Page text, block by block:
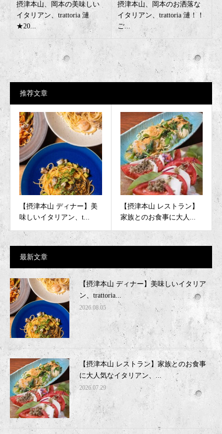
摂津本山、岡本の美味しい
イタリアン、trattoria 漣
★20...
摂津本山、岡本のお洒落な
イタリアン、trattoria 漣！！
ご...
推荐文章
【摂津本山 ディナー】美
味しいイタリアン、t...
【摂津本山 レストラン】
家族とのお食事に大人...
最新文章
【摂津本山 ディナー】美味しいイタリア
ン、trattoria...
2026.08.05
【摂津本山 レストラン】家族とのお食事
に大人気なイタリアン、...
2026.07.29